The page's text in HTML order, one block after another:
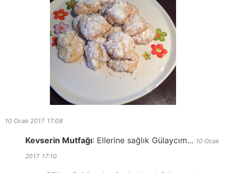
10 Ocak 2017 17:08
Kevserin Mutfağı: Ellerine sağlık Gülaycım... 10 Ocak
2017 17:10